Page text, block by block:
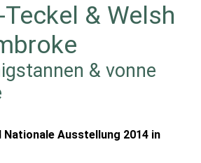
Teckel & Welsh
& vonne
Nationale Ausstellung 2014 in